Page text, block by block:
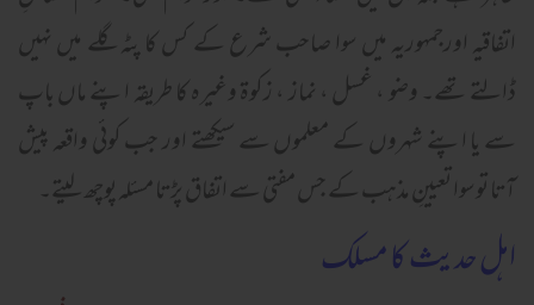
اتفاقیہ اورجمہوریہ میں سوا صاحب شرع کے کس کا پٹہ گلے میں نہیں
ڈالتے تھے۔ وضو ، غسل ، نماز ، زکوۃ وغیرہ کا طریقہ اپنے ماں باپ
سے یا اپنے شہروں کے معلموں سے سیکھتے اور جب کوئی واقعہ پیش
آتا تو سوا تعیینِ مذہب کے جس مفتی سے اتفاق پڑتا مسئلہ پوچھ لیتے۔
اہل حدیث کا مسلک